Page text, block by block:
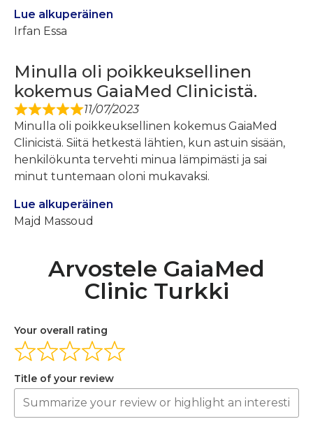
Lue alkuperäinen
Irfan Essa
Minulla oli poikkeuksellinen
kokemus GaiaMed Clinicistä.
11/07/2023
Minulla oli poikkeuksellinen kokemus GaiaMed
Clinicistä. Siitä hetkestä lähtien, kun astuin sisään,
henkilökunta tervehti minua lämpimästi ja sai
minut tuntemaan oloni mukavaksi.
Lue alkuperäinen
Majd Massoud
Arvostele GaiaMed
Clinic Turkki
Your overall rating
Title of your review